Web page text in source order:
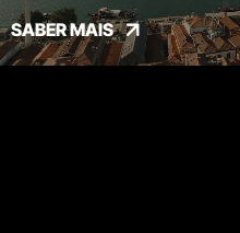
SABER MAIS